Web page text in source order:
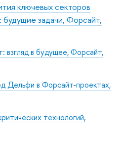
ключевых секторов
задачи, Форсайт,
взгляд в будущее, Форсайт,
Дельфи в Форсайт-проектах,
технологий,